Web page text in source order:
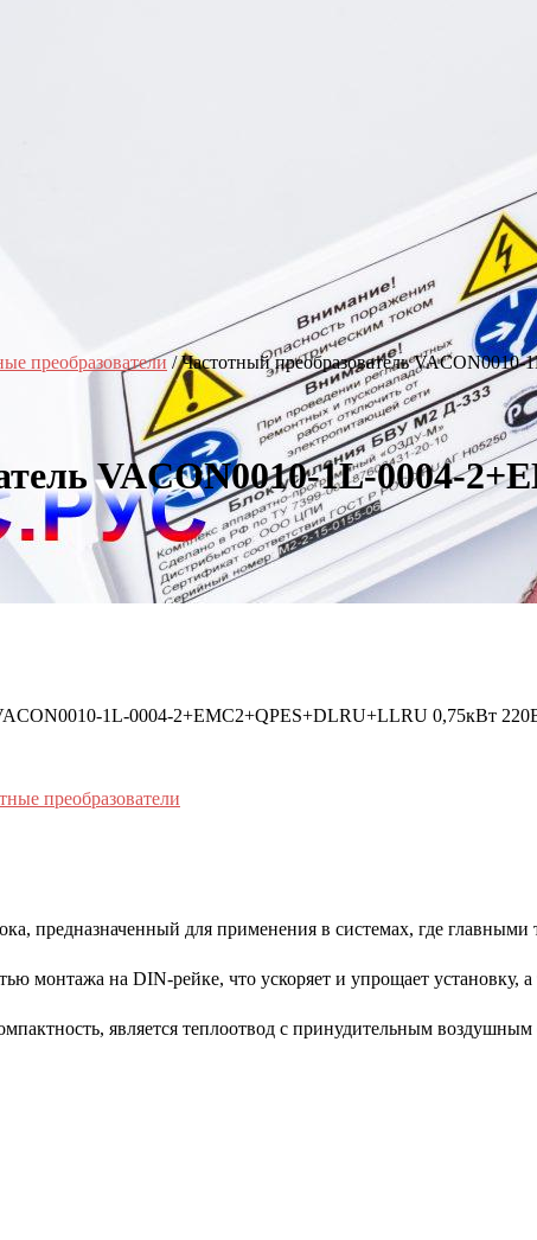
преобразователи / Частотный преобразователь
VACON0010-1L-0004-
1L-0004-2+EMC2+QPES+DLRU+LLRU 0,75кВт
преобразователи
предназначенный для применения в системах, где главными
монтажа на DIN-рейке, что ускоряет и упрощает установку,
является теплоотвод с принудительным